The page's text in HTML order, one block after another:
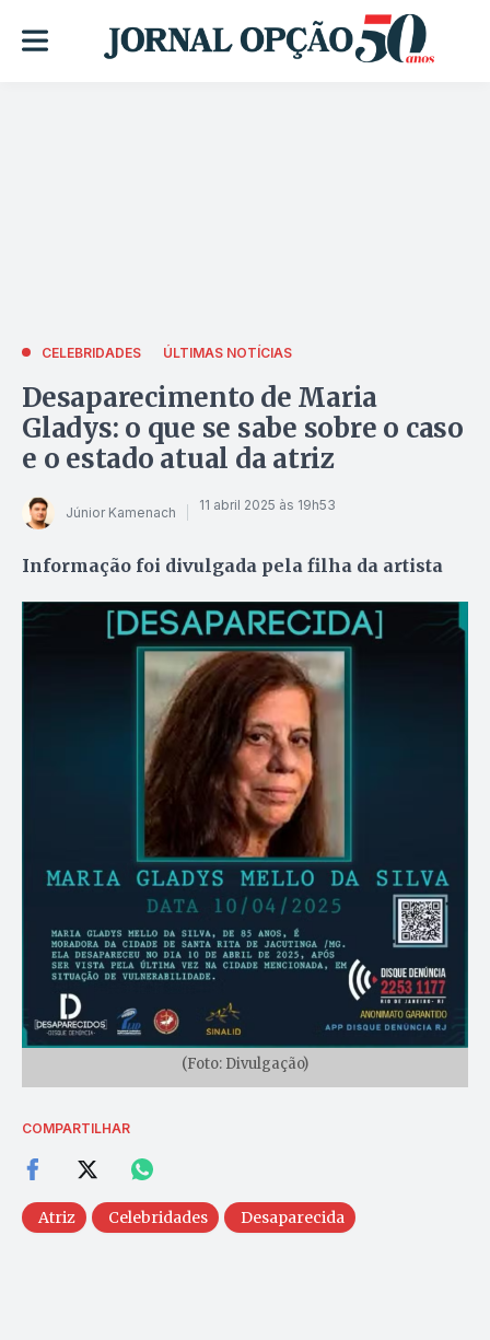
CELEBRIDADES ÚLTIMAS NOTÍCIAS
Desaparecimento de Maria
Gladys: o que se sabe sobre o caso
e o estado atual da atriz
Júnior Kamenach 11 abril 2025 às 19h53
Informação foi divulgada pela filha da artista
(Foto: Divulgação)
COMPARTILHAR
Atriz Celebridades Desaparecida